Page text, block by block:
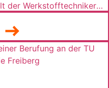
der Werkstofftechniker
von Metallen. Ende
internationalen
Fertigung statt – die
on Additive
Auf dieser […]